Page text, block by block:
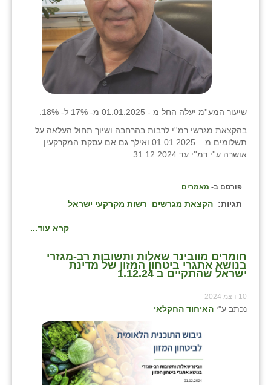
שיעור המע''מ יעלה החל מ - 01.01.2025 מ- 17% ל- 18%.
בהקצאת מגרשי רמ''י לרבות בהרחבה ושיוך תחול העלאה על
תשלומים מ – 01.01.2025 ואילך גם אם עסקת המקרקעין
אושרה ע''י רמ''י עד 31.12.2024.
פורסם ב- מאמרים
תגיות: הקצאת מגרשים רשות מקרקעי ישראל
קרא עוד...
חומרים מוובינר שאלות ותשובות רב-מגזרי
בנושא אתגרי ביטחון המזון של מדינת
ישראל שהתקיים ב 1.12.24
10 דצמ 2024
נכתב ע"י האיחוד החקלאי